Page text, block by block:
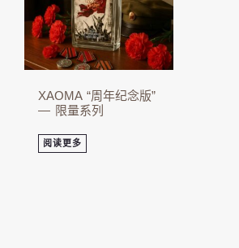
XAOMA “周年纪念版”
— 限量系列
阅读更多